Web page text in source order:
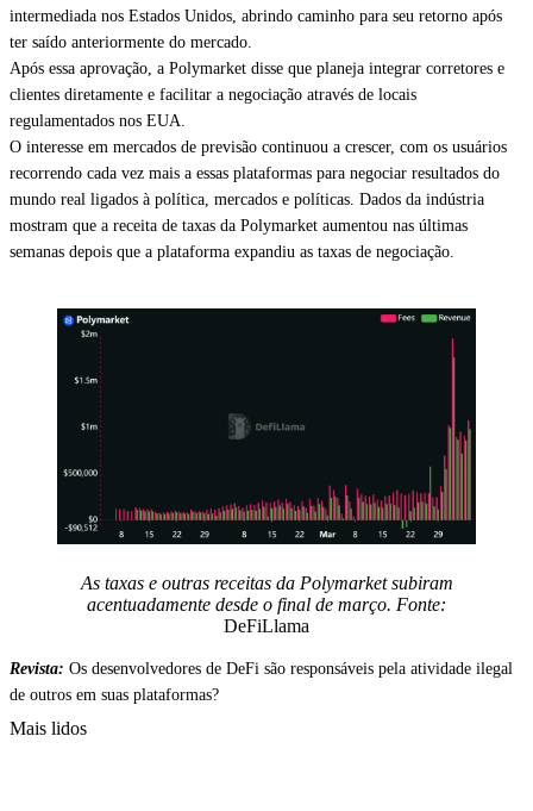
intermediada nos Estados Unidos, abrindo caminho para seu retorno após
ter saído anteriormente do mercado.
Após essa aprovação, a Polymarket disse que planeja integrar corretores e
clientes diretamente e facilitar a negociação através de locais
regulamentados nos EUA.
O interesse em mercados de previsão continuou a crescer, com os usuários
recorrendo cada vez mais a essas plataformas para negociar resultados do
mundo real ligados à política, mercados e políticas. Dados da indústria
mostram que a receita de taxas da Polymarket aumentou nas últimas
semanas depois que a plataforma expandiu as taxas de negociação.
As taxas e outras receitas da Polymarket subiram
acentuadamente desde o final de março. Fonte:
DeFiLlama
Revista: Os desenvolvedores de DeFi são responsáveis pela atividade ilegal
de outros em suas plataformas?
Mais lidos